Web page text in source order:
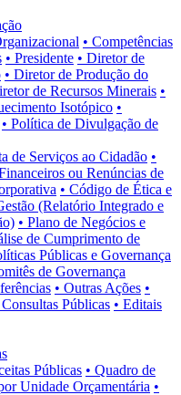
• Competências
• Presidente • Diretor de
• Diretor de Produção do
de Recursos Minerais •
Isotópico •
• Política de Divulgação de
de Serviços ao Cidadão •
ou Renúncias de
• Código de Ética e
(Relatório Integrado e
• Plano de Negócios e
de Cumprimento de
Públicas e Governança
de Governança
• Outras Ações •
Públicas • Editais
Públicas • Quadro de
Unidade Orçamentária •